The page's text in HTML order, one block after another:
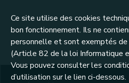
Ce site utilise des cookies
bon fonctionnement. Ils ne
personnelle et sont exemptés
(Article 82 de la loi Informatique
Vous pouvez consulter les
d’utilisation sur le lien ci-dessous.